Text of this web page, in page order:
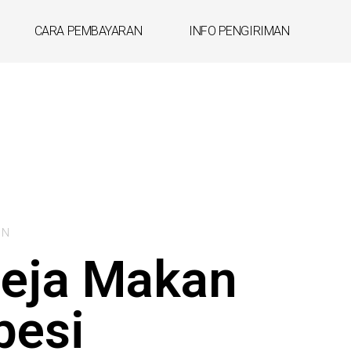
CARA PEMBAYARAN INFO PENGIRIMAN
Makan